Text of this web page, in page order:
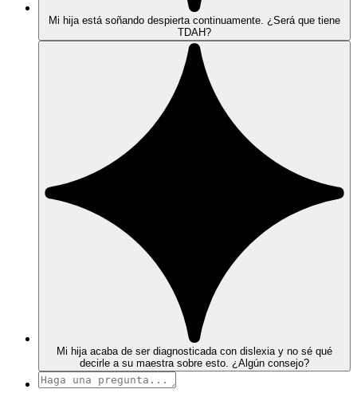
Mi hija está soñando despierta continuamente. ¿Será que tiene
TDAH?
Mi hija acaba de ser diagnosticada con dislexia y no sé qué
decirle a su maestra sobre esto. ¿Algún consejo?